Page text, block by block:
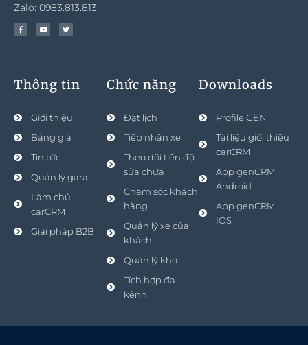
Zalo: 0983.813.813
Thông tin
Giới thiệu
Bảng giá
Tin tức
Quản lý gara
Làm chủ
carCRM
Giải pháp B2B
Chức năng
Đặt lịch
Tiếp nhận xe
Theo dõi tiến độ
sửa chữa
Chăm sóc khách
hàng
Quản lý xe của
khách
Quản lý kho
Tích hợp đa
kênh
Downloads
Profile GEN
Tài liệu giới thiệu
carCRM
App genCRM
Android
App genCRM
IOS